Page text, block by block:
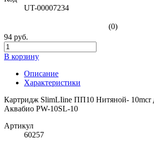
UT-00007234
(0)
94 руб.
В корзину
Описание
Характеристики
Картридж SlimLIine ПП10 Нитяной- 10mcr
Аквабио РW-10SL-10
Артикул
60257